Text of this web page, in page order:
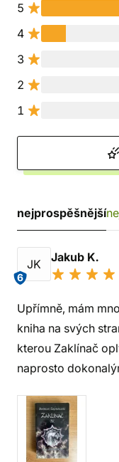
5
4
3
2
1
nejprospěšnější
JK
6
Jakub K.
Upřímně, mám
kniha na svých
kterou Zaklínač
naprosto